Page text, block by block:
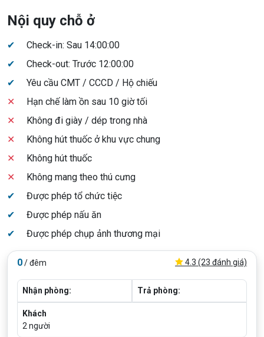
Nội quy chỗ ở
✔
Check-in: Sau 14:00:00
✔
Check-out: Trước 12:00:00
✔
Yêu cầu CMT / CCCD / Hộ chiếu
✕
Hạn chế làm ồn sau 10 giờ tối
✕
Không đi giày / dép trong nhà
✕
Không hút thuốc ở khu vực chung
✕
Không hút thuốc
✕
Không mang theo thú cưng
✔
Được phép tổ chức tiệc
✔
Được phép nấu ăn
✔
Được phép chụp ảnh thương mại
0/ đêm 4.3 (23 đánh giá)
Nhận phòng: Trả phòng:
Khách
2 người